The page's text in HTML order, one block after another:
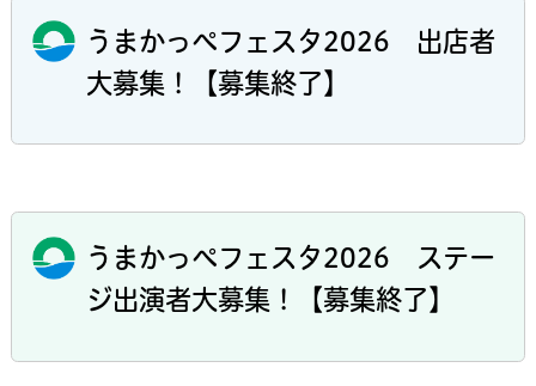
うまかっぺフェスタ2026 出店者
大募集！【募集終了】
うまかっぺフェスタ2026 ステー
ジ出演者大募集！【募集終了】